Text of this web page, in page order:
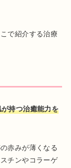
で紹介する治療
持つ治癒能力を
赤みが薄くなる
チンやコラーゲ